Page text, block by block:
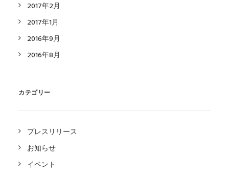
2017年2月
2017年1月
2016年9月
2016年8月
カテゴリー
プレスリリース
お知らせ
イベント